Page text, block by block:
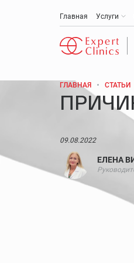
Главная Услуги
Анти-эйдж
ГЛАВНАЯ СТАТЬИ
09.08.2022
ЕЛЕНА